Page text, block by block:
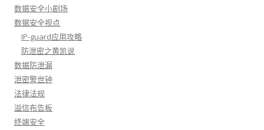
数据安全小剧场
数据安全视点
IP-guard应用攻略
防泄密之黄凯说
数据防泄漏
泄密警世钟
法律法规
溢信布告板
终端安全